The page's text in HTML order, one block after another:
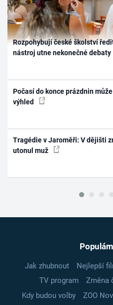
Rozpohybují české školství
nástroj utne nekonečné debaty
Počasí do konce prázdnin
výhled
Tragédie v Jaroměři: V dějišti
utonul muž
Jak zhubnout Nejlepší
TV program
Změna
Kdy budou volby
ZOO